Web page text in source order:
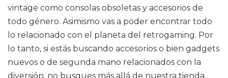
vintage como consolas obsoletas y accesorios de
todo género. Asimismo vas a poder encontrar todo
lo relacionado con el planeta del retrogaming. Por
lo tanto, si estás buscando accesorios o bien gadgets
nuevos o de segunda mano relacionados con la
diversión, no busques más allá de nuestra tienda.